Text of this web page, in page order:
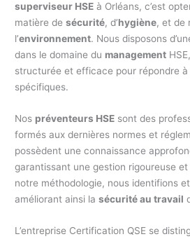
superviseur HSE à Orléans, c’est
matière desécurité, d’hygiène, et de
l’environnement. Nous disposons
dans le domaine du management
structurée et efficace pour répondre à
spécifiques.
Nos préventeurs HSE sont des
formés aux dernières normes et
possèdent une connaissance
garantissant une gestion rigoureuse
notre méthodologie, nous identifions
améliorant ainsi lasécurité au travail
L’entreprise Certification QSE se